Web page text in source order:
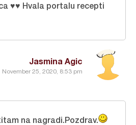
Jasmina Agic
November 25, 2020, 8:53 pm
♥️♥️ Hvala portalu recepti
na nagradi.Pozdrav.